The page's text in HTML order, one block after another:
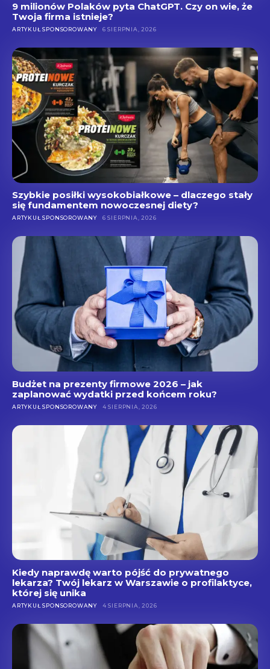
9 milionów Polaków pyta ChatGPT. Czy on wie, że
Twoja firma istnieje?
ARTYKUŁ SPONSOROWANY 6 SIERPNIA, 2026
Szybkie posiłki wysokobiałkowe – dlaczego stały
się fundamentem nowoczesnej diety?
ARTYKUŁ SPONSOROWANY 6 SIERPNIA, 2026
Budżet na prezenty firmowe 2026 – jak
zaplanować wydatki przed końcem roku?
ARTYKUŁ SPONSOROWANY 4 SIERPNIA, 2026
Kiedy naprawdę warto pójść do prywatnego
lekarza? Twój lekarz w Warszawie o profilaktyce,
której się unika
ARTYKUŁ SPONSOROWANY 4 SIERPNIA, 2026